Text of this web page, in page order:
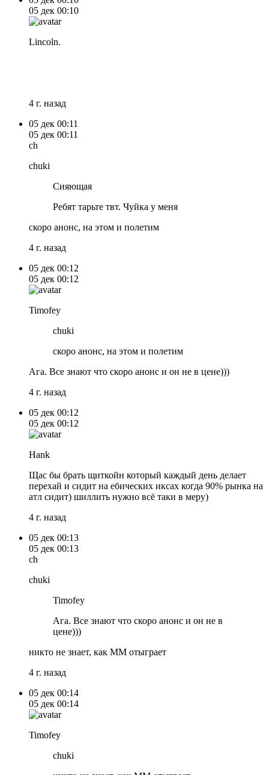
05 дек 00:10
Lincoln.
4 г. назад
05 дек 00:11
05 дек 00:11
ch
chuki
Сияющая
Ребят тарьте твт. Чуйка у меня
скоро анонс, на этом и полетим
4 г. назад
05 дек 00:12
05 дек 00:12
Timofey
chuki
скоро анонс, на этом и полетим
Ага. Все знают что скоро анонс и он не в цене)))
4 г. назад
05 дек 00:12
05 дек 00:12
Hank
Щас бы брать щиткойн который каждый день делает
перехай и сидит на ебических иксах когда 90% рынка на
атл сидит) шиллить нужно всё таки в меру)
4 г. назад
05 дек 00:13
05 дек 00:13
ch
chuki
Timofey
Ага. Все знают что скоро анонс и он не в
цене)))
никто не знает, как ММ отыграет
4 г. назад
05 дек 00:14
05 дек 00:14
Timofey
chuki